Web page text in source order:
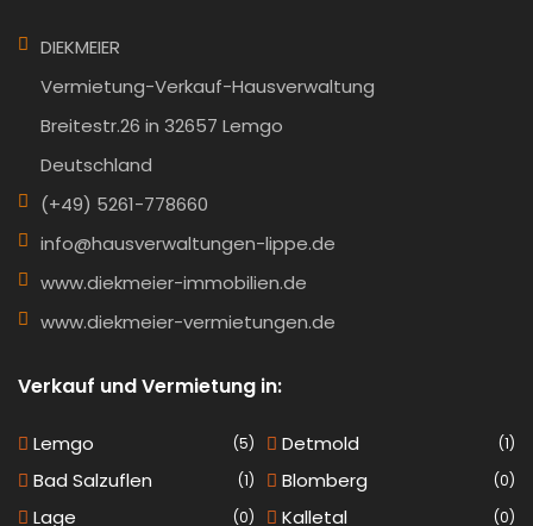
DIEKMEIER
Vermietung-Verkauf-Hausverwaltung
Breitestr.26 in 32657 Lemgo
Deutschland
(+49) 5261-778660
info@hausverwaltungen-lippe.de
www.diekmeier-immobilien.de
www.diekmeier-vermietungen.de
Verkauf und Vermietung in:
Lemgo (5) Detmold (1)
Bad Salzuflen (1) Blomberg (0)
Lage (0) Kalletal (0)